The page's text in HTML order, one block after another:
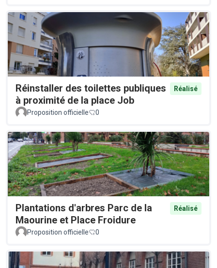
Réinstaller des toilettes publiques
à proximité de la place Job
Réalisé
Proposition officielle 0
Plantations d'arbres Parc de la
Maourine et Place Froidure
Réalisé
Proposition officielle 0